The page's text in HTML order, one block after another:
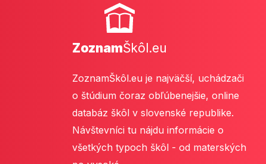
ZoznamŠkôl.eu
ZoznamŠkôl.eu je najväčší, uchádzači
o štúdium čoraz obľúbenejšie, online
databáz škôl v slovenské republike.
Návštevníci tu nájdu informácie o
všetkých typoch škôl - od materských